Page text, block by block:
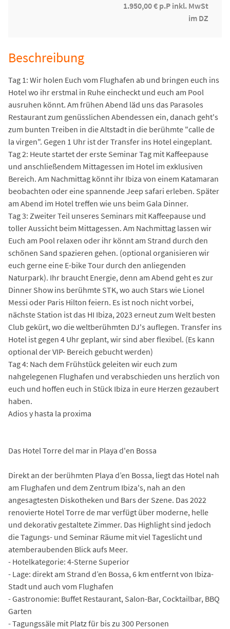
1.950,00 € p.P inkl. MwSt
im DZ
Beschreibung
Tag 1: Wir holen Euch vom Flughafen ab und bringen euch ins
Hotel wo ihr erstmal in Ruhe eincheckt und euch am Pool
ausruhen könnt. Am frühen Abend läd uns das Parasoles
Restaurant zum genüsslichen Abendessen ein, danach geht's
zum bunten Treiben in die Altstadt in die berühmte "calle de
la virgen". Gegen 1 Uhr ist der Transfer ins Hotel eingeplant.
Tag 2: Heute startet der erste Seminar Tag mit Kaffeepause
und anschließendem Mittagessen im Hotel im exklusiven
Bereich. Am Nachmittag könnt ihr Ibiza von einem Katamaran
beobachten oder eine spannende Jeep safari erleben. Später
am Abend im Hotel treffen wie uns beim Gala Dinner.
Tag 3: Zweiter Teil unseres Seminars mit Kaffeepause und
toller Aussicht beim Mittagessen. Am Nachmittag lassen wir
Euch am Pool relaxen oder ihr könnt am Strand durch den
schönen Sand spazieren gehen. (optional organisieren wir
euch gerne eine E-bike Tour durch den anliegenden
Naturpark). Ihr braucht Energie, denn am Abend geht es zur
Dinner Show ins berühmte STK, wo auch Stars wie Lionel
Messi oder Paris Hilton feiern. Es ist noch nicht vorbei,
nächste Station ist das HI Ibiza, 2023 erneut zum Welt besten
Club gekürt, wo die weltberühmten DJ's auflegen. Transfer ins
Hotel ist gegen 4 Uhr geplant, wir sind aber flexibel. (Es kann
optional der VIP- Bereich gebucht werden)
Tag 4: Nach dem Frühstück geleiten wir euch zum
nahgelegenen Flughafen und verabschieden uns herzlich von
euch und hoffen euch in Stück Ibiza in eure Herzen gezaubert
haben.
Adios y hasta la proxima
Das Hotel Torre del mar in Playa d'en Bossa
Direkt an der berühmten Playa d’en Bossa, liegt das Hotel nah
am Flughafen und dem Zentrum Ibiza's, nah an den
angesagtesten Diskotheken und Bars der Szene. Das 2022
renovierte Hotel Torre de mar verfügt über moderne, helle
und dekorativ gestaltete Zimmer. Das Highlight sind jedoch
die Tagungs- und Seminar Räume mit viel Tageslicht und
atemberaubenden Blick aufs Meer.
- Hotelkategorie: 4-Sterne Superior
- Lage: direkt am Strand d’en Bossa, 6 km entfernt von Ibiza-
Stadt und auch vom Flughafen
- Gastronomie: Buffet Restaurant, Salon-Bar, Cocktailbar, BBQ
Garten
- Tagungssäle mit Platz für bis zu 300 Personen